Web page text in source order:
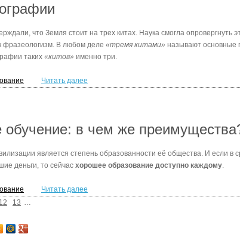
что Земля стоит на трех китах. Наука смогла опровергнуть
фразеологизм. В любом деле «тремя китами» называют основные
таких «китов» именно три.
Читать далее
обучение: в чем же
является степень образованности её общества. И если в
деньги, то сейчас хорошее образование доступно каждому.
Читать далее
…
12 13